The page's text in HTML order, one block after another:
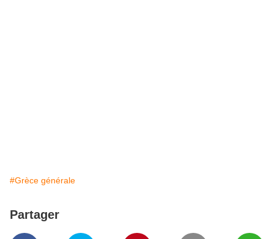
#Grèce générale
Partager